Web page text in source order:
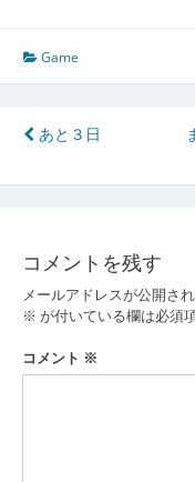
Game
投
稿
ビ
ゲ
ー
シ
あと３日
コメントを残す
メールアドレスが公開さ
※ が付いている欄は必須
コメント ※